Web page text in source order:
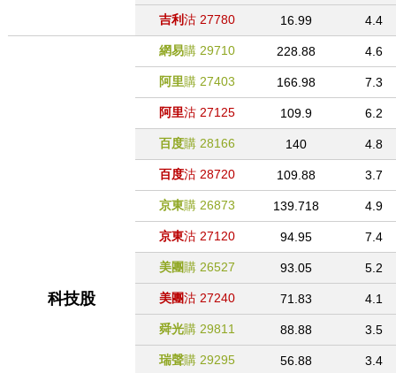
吉利沽 27780 16.99 4.4
科技股
網易購 29710 228.88 4.6
阿里購 27403 166.98 7.3
阿里沽 27125 109.9 6.2
百度購 28166 140 4.8
百度沽 28720 109.88 3.7
京東購 26873 139.718 4.9
京東沽 27120 94.95 7.4
美團購 26527 93.05 5.2
美團沽 27240 71.83 4.1
舜光購 29811 88.88 3.5
瑞聲購 29295 56.88 3.4